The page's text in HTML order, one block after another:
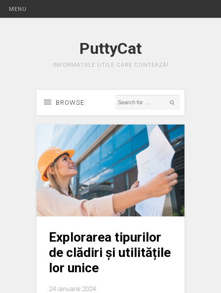
MENU
PuttyCat
INFORMAȚIILE UTILE CARE CONTEAZĂ!
BROWSE
Explorarea tipurilor
de clădiri și utilitățile
lor unice
24 ianuarie 2024